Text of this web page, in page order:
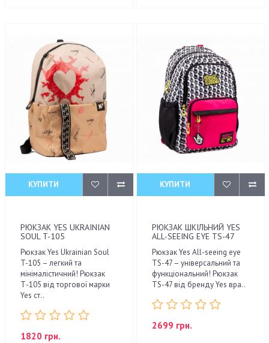
КУПИТИ
РЮКЗАК YES UKRAINIAN
SOUL T-105
Рюкзак Yes Ukrainian Soul
T-105 – легкий та
мінімалістичний! Рюкзак
Т-105 від торгової марки
Yes ст..
1820 грн.
КУПИТИ
РЮКЗАК ШКІЛЬНИЙ YES
ALL-SEEING EYE TS-47
Рюкзак Yes All-seeing eye
TS-47 – універсальний та
функціональний! Рюкзак
TS-47 від бренду Yes вра..
2699 грн.